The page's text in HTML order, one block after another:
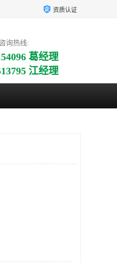
资质认证
询热线:
葛经理
江经理